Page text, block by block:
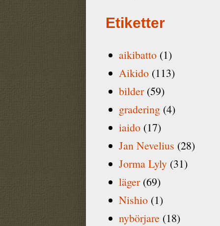
Etiketter
aikibatto (1)
Aikido (113)
bilder (59)
gradering (4)
iaido (17)
Jan Nevelius (28)
Jorma Lyly (31)
läger (69)
Nishio (1)
nybörjare (18)